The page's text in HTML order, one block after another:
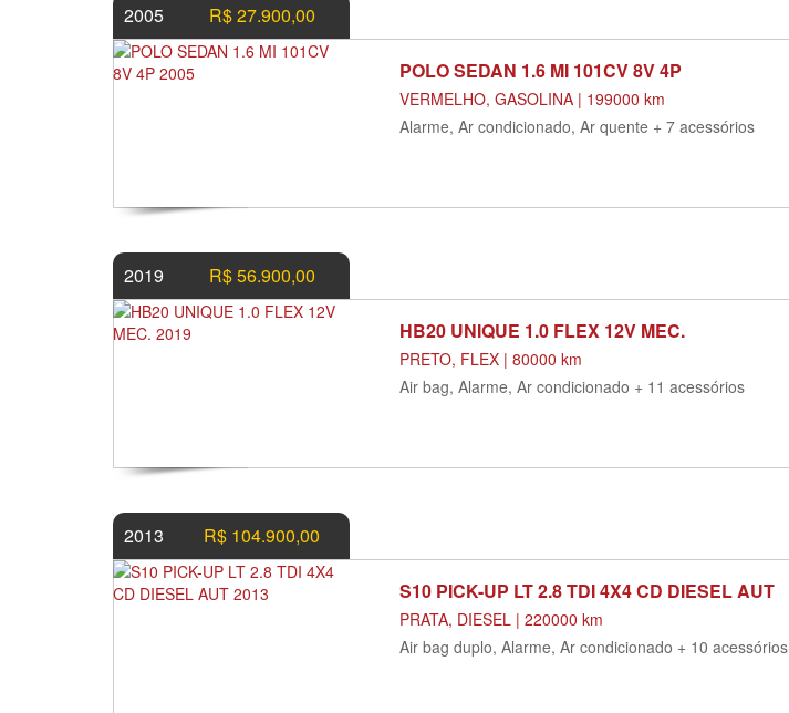
2005 R$ 27.900,00
POLO SEDAN 1.6 MI 101CV 8V 4P
VERMELHO, GASOLINA | 199000 km
Alarme, Ar condicionado, Ar quente + 7 acessórios
2019 R$ 56.900,00
HB20 UNIQUE 1.0 FLEX 12V MEC.
PRETO, FLEX | 80000 km
Air bag, Alarme, Ar condicionado + 11 acessórios
2013 R$ 104.900,00
S10 PICK-UP LT 2.8 TDI 4X4 CD DIESEL AUT
PRATA, DIESEL | 220000 km
Air bag duplo, Alarme, Ar condicionado + 10 acessórios